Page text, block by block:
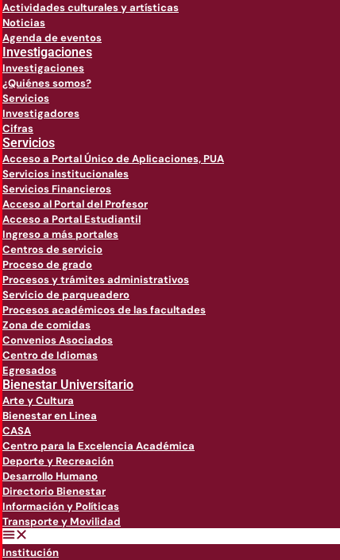
Actividades culturales y artísticas
Noticias
Agenda de eventos
Investigaciones
Investigaciones
¿Quiénes somos?
Servicios
Investigadores
Cifras
Servicios
Acceso a Portal Único de Aplicaciones, PUA
Servicios institucionales
Servicios Financieros
Acceso al Portal del Profesor
Acceso a Portal Estudiantil
Ingreso a más portales
Centros de servicio
Proceso de grado
Procesos y trámites administrativos
Servicio de parqueadero
Procesos académicos de las facultades
Zona de comidas
Convenios Asociados
Centro de Idiomas
Egresados
Bienestar Universitario
Arte y Cultura
Bienestar en Linea
CASA
Centro para la Excelencia Académica
Deporte y Recreación
Desarrollo Humano
Directorio Bienestar
Información y Políticas
Transporte y Movilidad
Institución